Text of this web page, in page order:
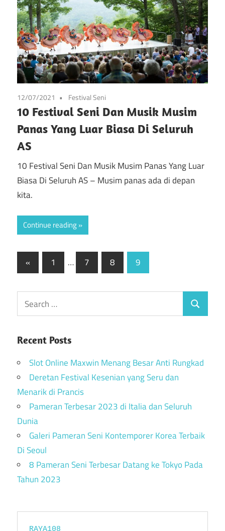
12/07/2021 Festival Seni
10 Festival Seni Dan Musik Musim
Panas Yang Luar Biasa Di Seluruh
AS
10 Festival Seni Dan Musik Musim Panas Yang Luar
Biasa Di Seluruh AS – Musim panas ada di depan
kita.
Continue reading
Posts
pagination
« Previous
Posts
1 … 7 8 9
Recent Posts
Slot Online Maxwin Menang Besar Anti Rungkad
Deretan Festival Kesenian yang Seru dan
Menarik di Prancis
Pameran Terbesar 2023 di Italia dan Seluruh
Dunia
Galeri Pameran Seni Kontemporer Korea Terbaik
Di Seoul
8 Pameran Seni Terbesar Datang ke Tokyo Pada
Tahun 2023
RAYA108